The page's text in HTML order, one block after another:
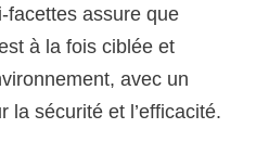
facettes assure que
à la fois ciblée et
avec un
la sécurité et l’efficacité.